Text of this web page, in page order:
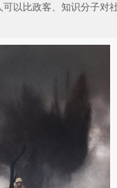
以比政客、知识分子对